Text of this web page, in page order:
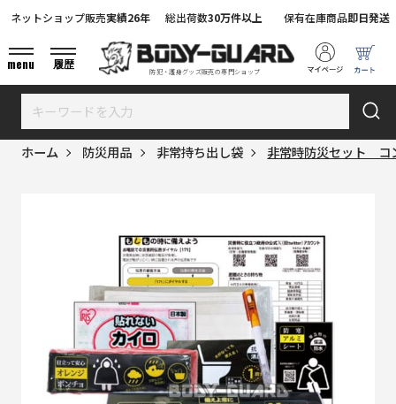
防犯・護身グッズ販売の専門ショップ
ネットショップ販売実績26年 総出荷数30万件以上 保有在庫商品即日発送
menu 履歴
ホーム 防災用品 非常持ち出し袋 非常時防災セット コ